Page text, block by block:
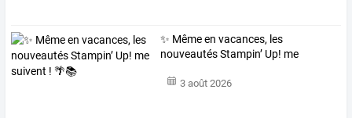
✨ Même en vacances, les
nouveautés Stampin’ Up! me
3 août 2026